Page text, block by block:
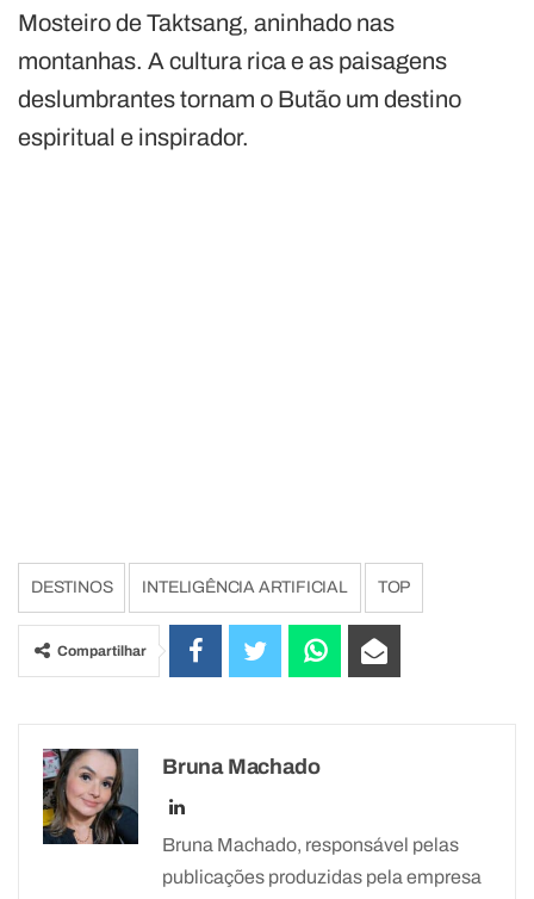
Mosteiro de Taktsang, aninhado nas
montanhas. A cultura rica e as paisagens
deslumbrantes tornam o Butão um destino
espiritual e inspirador.
DESTINOS INTELIGÊNCIA ARTIFICIAL TOP
Compartilhar
Bruna Machado
Bruna Machado, responsável pelas
publicações produzidas pela empresa